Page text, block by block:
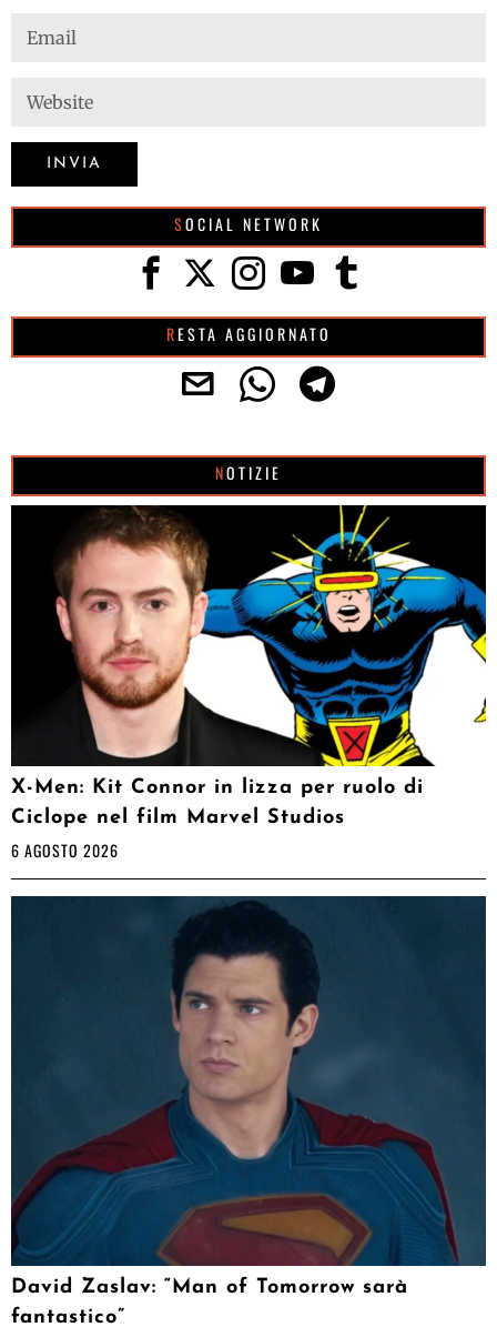
SOCIAL NETWORK
RESTA AGGIORNATO
NOTIZIE
X-Men: Kit Connor in lizza per ruolo di
Ciclope nel film Marvel Studios
6 AGOSTO 2026
David Zaslav: “Man of Tomorrow sarà
fantastico”